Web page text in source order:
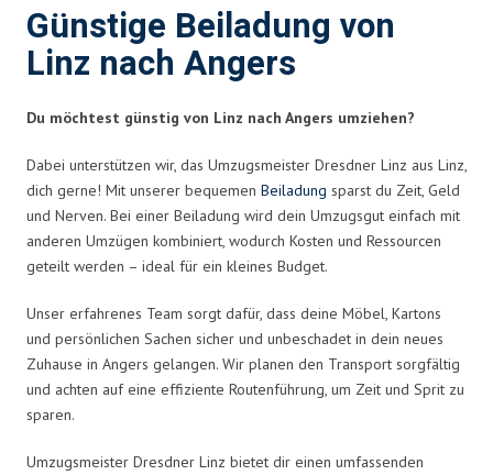
Günstige Beiladung von
Linz nach Angers
Du möchtest günstig von Linz nach Angers umziehen?
Dabei unterstützen wir, das Umzugsmeister Dresdner Linz aus Linz,
dich gerne! Mit unserer bequemen Beiladung sparst du Zeit, Geld
und Nerven. Bei einer Beiladung wird dein Umzugsgut einfach mit
anderen Umzügen kombiniert, wodurch Kosten und Ressourcen
geteilt werden – ideal für ein kleines Budget.
Unser erfahrenes Team sorgt dafür, dass deine Möbel, Kartons
und persönlichen Sachen sicher und unbeschadet in dein neues
Zuhause in Angers gelangen. Wir planen den Transport sorgfältig
und achten auf eine effiziente Routenführung, um Zeit und Sprit zu
sparen.
Umzugsmeister Dresdner Linz bietet dir einen umfassenden